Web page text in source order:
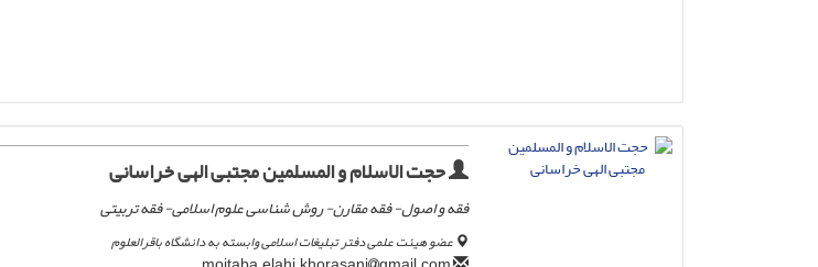
حجت الاسلام و المسلمین مجتبی الهی خراسانی
فقه و اصول- فقه مقارن- روش شناسی علوم اسلامی- فقه تربیتی
عضو هیئت علمی دفتر تبلیغات اسلامی وابسته به دانشگاه باقرالعلوم